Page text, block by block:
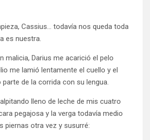
Cassius… todavía nos queda toda
es nuestra.
malicia, Darius me acarició el pelo
me lamió lentamente el cuello y el
parte de la corrida con su lengua.
lleno de leche de mis cuatro
pegajosa y la verga todavía medio
piernas otra vez y susurré: